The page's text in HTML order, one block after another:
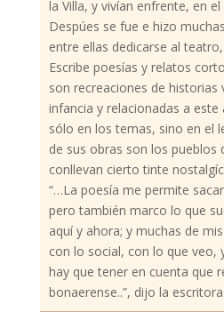
la Villa, y vivían enfrente, en el
Despúes se fue e hizo
entre ellas dedicarse al
Escribe poesías y relatos
son recreaciones de historias
infancia y relacionadas a
sólo en los temas, sino en el
de sus obras son los pueblos
conllevan cierto tinte
“…La poesía me permite
pero también marco lo que
aquí y ahora; y muchas de
con lo social, con lo que veo,
hay que tener en cuenta que
bonaerense..”, dijo la